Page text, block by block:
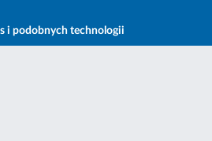
i podobnych technologii